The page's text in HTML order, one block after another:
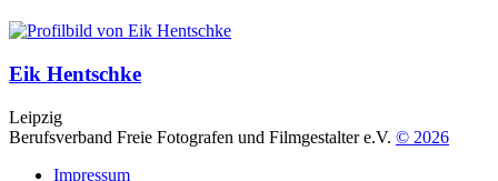
Eik Hentschke
Leipzig
Berufsverband Freie Fotografen und Filmgestalter e.V. © 2026
Impressum